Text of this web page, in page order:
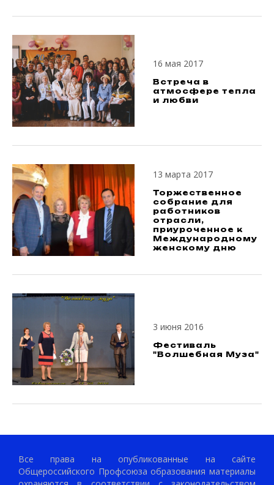
16 мая 2017
Встреча в
атмосфере тепла
и любви
13 марта 2017
Торжественное
собрание для
работников
отрасли,
приуроченное к
Международному
женскому дню
3 июня 2016
Фестиваль
"Волшебная Муза"
Все права на опубликованные на сайте
Общероссийского Профсоюза образования материалы